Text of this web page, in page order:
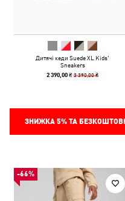
Дитячі кеди Suede XL Kids'
Sneakers
2 390,00 ₴3 390,00 ₴
ЗНИЖКА 5%ТА
-66%